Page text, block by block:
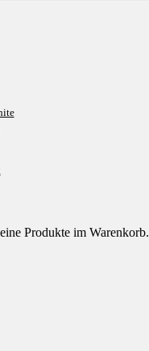
Produkte im Warenkorb.